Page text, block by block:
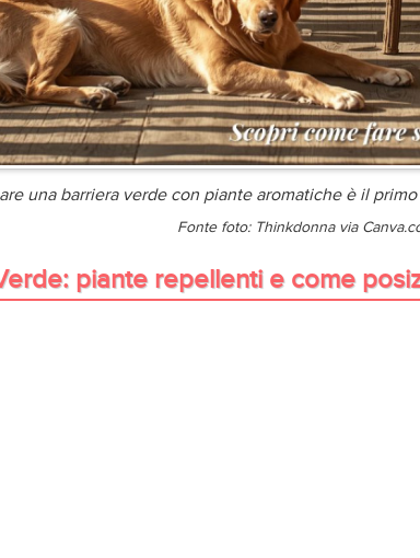
una barriera verde con piante aromatiche è il
Fonte foto: Thinkdonna via
piante repellenti e come